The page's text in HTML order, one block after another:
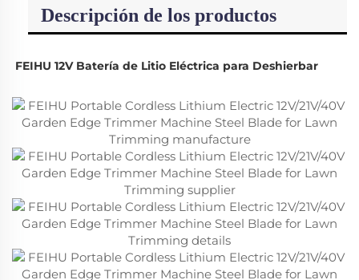
Descripción de los productos
FEIHU 12V Batería de Litio Eléctrica para Deshierbar